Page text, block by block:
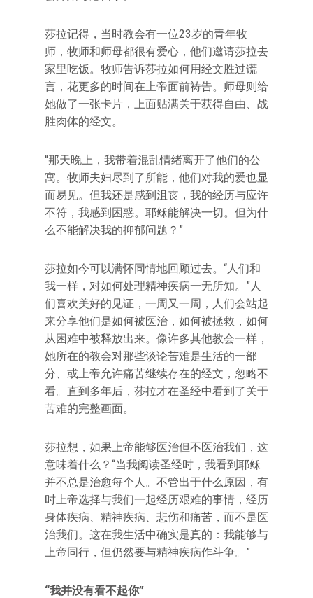
莎拉记得，当时教会有一位23岁的青年牧
师，牧师和师母都很有爱心，他们邀请莎拉去
家里吃饭。牧师告诉莎拉如何用经文胜过谎
言，花更多的时间在上帝面前祷告。师母则给
她做了一张卡片，上面贴满关于获得自由、战
胜肉体的经文。
“那天晚上，我带着混乱情绪离开了他们的公
寓。牧师夫妇尽到了所能，他们对我的爱也显
而易见。但我还是感到沮丧，我的经历与应许
不符，我感到困惑。耶稣能解决一切。但为什
么不能解决我的抑郁问题？”
莎拉如今可以满怀同情地回顾过去。“人们和
我一样，对如何处理精神疾病一无所知。”人
们喜欢美好的见证，一周又一周，人们会站起
来分享他们是如何被医治，如何被拯救，如何
从困难中被释放出来。像许多其他教会一样，
她所在的教会对那些谈论苦难是生活的一部
分、或上帝允许痛苦继续存在的经文，忽略不
看。直到多年后，莎拉才在圣经中看到了关于
苦难的完整画面。
莎拉想，如果上帝能够医治但不医治我们，这
意味着什么？“当我阅读圣经时，我看到耶稣
并不总是治愈每个人。不管出于什么原因，有
时上帝选择与我们一起经历艰难的事情，经历
身体疾病、精神疾病、悲伤和痛苦，而不是医
治我们。这在我生活中确实是真的：我能够与
上帝同行，但仍然要与精神疾病作斗争。”
“我并没有看不起你”